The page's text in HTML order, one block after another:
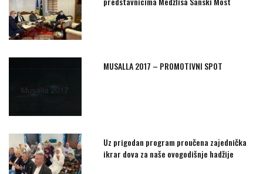
MUSALLA 2017 – PROMOTIVNI SPOT
Uz prigodan program proučena zajednička
ikrar dova za naše ovogodišnje hadžije